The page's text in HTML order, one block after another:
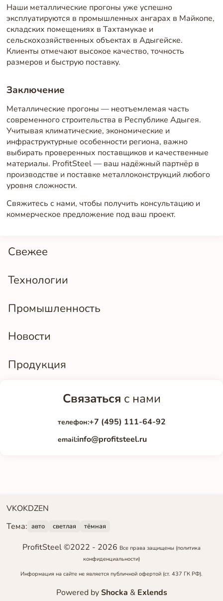
Свежее
Технологии
Промышленность
Новости
Продукция
Наши металлические прогоны уже успешно
эксплуатируются в промышленных ангарах в Майкопе,
складских помещениях в Тахтамукае и
сельскохозяйственных объектах в Адыгейске.
Клиенты отмечают высокое качество, точность
размеров и быструю поставку.
Заключение
Металлические прогоны — неотъемлемая часть
современного строительства в Республике Адыгея.
Учитывая климатические, экономические и
инфраструктурные особенности региона, важно
выбирать проверенных поставщиков и качественные
материалы. ProfitSteel — ваш надёжный партнёр в
производстве и поставке металлоконструкций любого
уровня сложности.
Свяжитесь с нами, чтобы получить консультацию и
коммерческое предложение под ваш проект.
Связаться с нами
телефон:+7 (495) 111-64-92
email:info@profitsteel.ru
VKOKDZEN
Тема: авто светлая тёмная
ProfitSteel ©2022 - 2026 Все права защищены (политика
конфиденциальности)
Информация на сайте не является публичной офертой (ст. 437 ГК РФ).
Powered by Shocka & Exlends